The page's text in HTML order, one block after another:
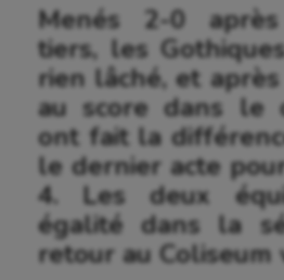
Menés 2-0
tiers, les
rien lâché, et
au score dans le
ont fait la
le dernier acte
4. Les deux
égalité dans la
retour au Coliseum